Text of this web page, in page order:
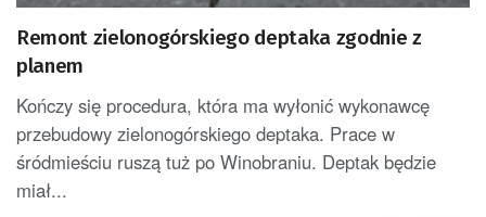
Remont zielonogórskiego deptaka zgodnie z
planem
Kończy się procedura, która ma wyłonić wykonawcę
przebudowy zielonogórskiego deptaka. Prace w
śródmieściu ruszą tuż po Winobraniu. Deptak będzie
miał...